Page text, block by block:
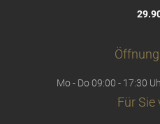
Mo - Do 09:00 - 17:30
Für Sie